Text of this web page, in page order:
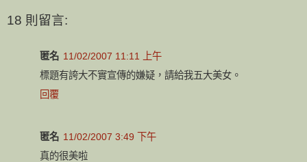
18 則留言:
匿名 11/02/2007 11:11 上午
標題有誇大不實宣傳的嫌疑，請給我五大美女。
回覆
匿名 11/02/2007 3:49 下午
真的很美啦